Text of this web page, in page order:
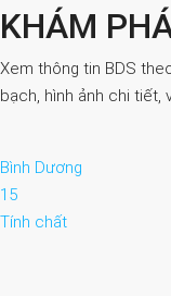
KHÁM
Xem thông tin BDS
bạch, hình ảnh chi tiết,
Bình Dương
15
Tính chất